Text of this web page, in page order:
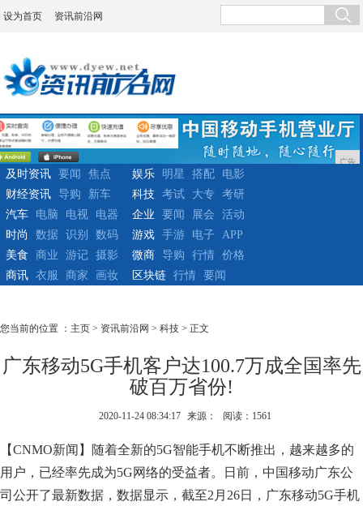
设为首页 资讯前沿网
广告
及时资讯 要闻
焦点
财经资讯
导购 新车
娱乐 明星 搭配
电影
科技
考试 大专
考研
汽车
电脑 电视
电器
时尚
数据 识别 数码
企业 要闻 展会
活动
游戏
手游 电子
APP
美食
商业 游记
摄影
商讯
衣服 商家 画妆
微商 导购 行情
价格
区块链
行情 要闻
您当前的位置 ： 主页 > 资讯前沿网 > 科技 > 正文
广东移动5G手机客户达100.7万成全国率先
破百万省份!
2020-11-24 08:34:17 来源： 阅读：1561
【CNMO新闻】随着全新的5G智能手机不断推出，越来越多的
用户，已经率先成为5G网络的受益者。日前，中国移动广东公
司公开了最新数据，数据显示，截至2月26日，广东移动5G手机